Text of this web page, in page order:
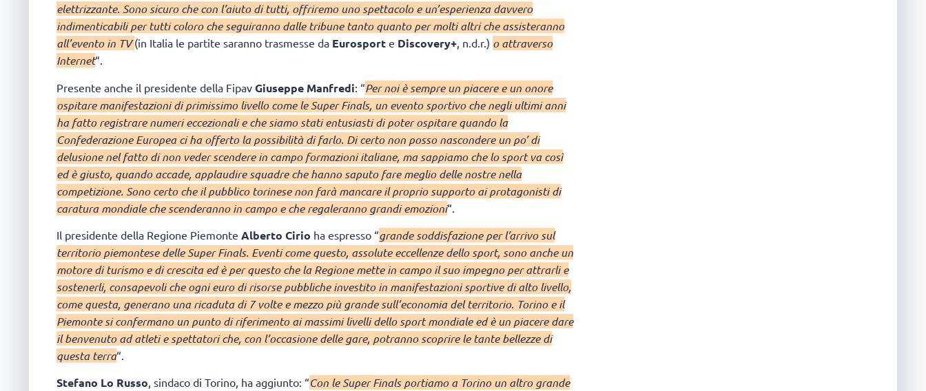
elettrizzante. Sono sicuro che con l’aiuto di tutti, offriremo uno spettacolo e un’esperienza davvero
indimenticabili per tutti coloro che seguiranno dalle tribune tanto quanto per molti altri che assisteranno
all’evento in TV(in Italia le partite saranno trasmesse da Eurosport e Discovery+, n.d.r.) o attraverso
Internet“.
Presente anche il presidente della Fipav Giuseppe Manfredi: “Per noi è sempre un piacere e un onore
ospitare manifestazioni di primissimo livello come le Super Finals, un evento sportivo che negli ultimi anni
ha fatto registrare numeri eccezionali e che siamo stati entusiasti di poter ospitare quando la
Confederazione Europea ci ha offerto la possibilità di farlo. Di certo non posso nascondere un po’ di
delusione nel fatto di non veder scendere in campo formazioni italiane, ma sappiamo che lo sport va così
ed è giusto, quando accade, applaudire squadre che hanno saputo fare meglio delle nostre nella
competizione. Sono certo che il pubblico torinese non farà mancare il proprio supporto ai protagonisti di
caratura mondiale che scenderanno in campo e che regaleranno grandi emozioni“.
Il presidente della Regione Piemonte Alberto Cirio ha espresso “grande soddisfazione per l’arrivo sul
territorio piemontese delle Super Finals. Eventi come questo, assolute eccellenze dello sport, sono anche un
motore di turismo e di crescita ed è per questo che la Regione mette in campo il suo impegno per attrarli e
sostenerli, consapevoli che ogni euro di risorse pubbliche investito in manifestazioni sportive di alto livello,
come questa, generano una ricaduta di 7 volte e mezzo più grande sull’economia del territorio. Torino e il
Piemonte si confermano un punto di riferimento ai massimi livelli dello sport mondiale ed è un piacere dare
il benvenuto ad atleti e spettatori che, con l’occasione delle gare, potranno scoprire le tante bellezze di
questa terra“.
Stefano Lo Russo, sindaco di Torino, ha aggiunto: “Con le Super Finals portiamo a Torino un altro grande